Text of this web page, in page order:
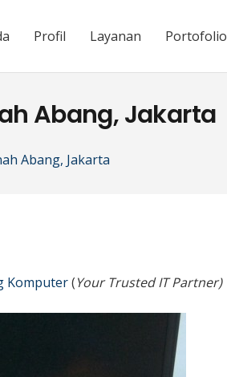
Profil Layanan Portofolio
Abang, Jakarta
Abang, Jakarta
Komputer(Your Trusted IT Partner)